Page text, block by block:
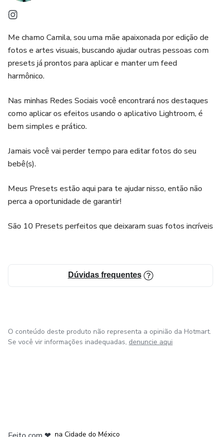
Me chamo Camila, sou uma mãe apaixonada por edição de
fotos e artes visuais, buscando ajudar outras pessoas com
presets já prontos para aplicar e manter um feed
harmônico.
Nas minhas Redes Sociais você encontrará nos destaques
como aplicar os efeitos usando o aplicativo Lightroom, é
bem simples e prático.
Jamais você vai perder tempo para editar fotos do seu
bebê(s).
Meus Presets estão aqui para te ajudar nisso, então não
perca a oportunidade de garantir!
São 10 Presets perfeitos que deixaram suas fotos incríveis
Dúvidas frequentes
O conteúdo deste produto não representa a opinião da Hotmart.
Se você vir informações inadequadas, denuncie aqui
na Cidade do México